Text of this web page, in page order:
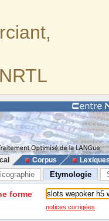
Corpus
Etymologie
forme
notices corrigées